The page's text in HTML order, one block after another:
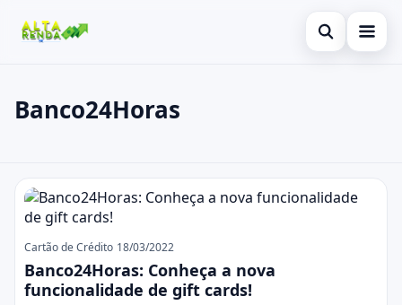
Abrir busca
Conta Digital
Empréstimo
Finanças
Pressione Enter para buscar ou ESC para fechar.
Banco24Horas
Banco24Horas
Cartão de Crédito 18/03/2022
Banco24Horas: Conheça a nova
funcionalidade de gift cards!